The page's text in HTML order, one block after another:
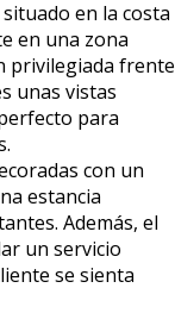
en la costa
en una zona
privilegiada frente
unas vistas
para
con un
estancia
Además, el
un servicio
se sienta